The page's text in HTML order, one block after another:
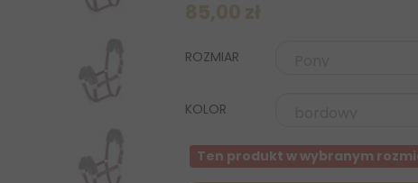
ROZMIAR
KOLOR
Ten produkt w wybranym